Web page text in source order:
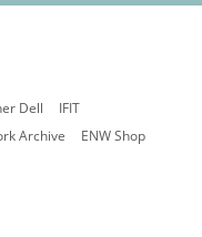
Dell
IFIT
Archive ENW Shop